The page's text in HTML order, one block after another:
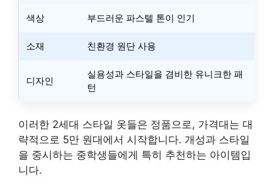
색상 부드러운 파스텔 톤이 인기
소재 친환경 원단 사용
디자인
실용성과 스타일을 겸비한 유니크한 패
턴
이러한 2세대 스타일 옷들은 정품으로, 가격대는 대
략적으로 5만 원대에서 시작합니다. 개성과 스타일
을 중시하는 중학생들에게 특히 추천하는 아이템입
니다.